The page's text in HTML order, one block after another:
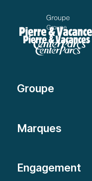
Groupe
Marques
Engagement